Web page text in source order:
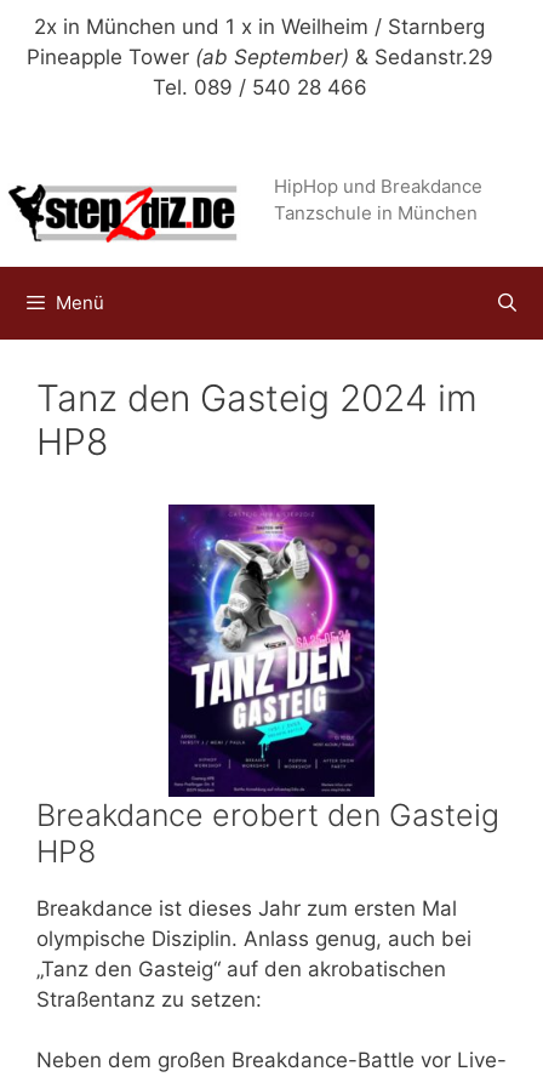
Zum
Inhalt
2x in München und 1 x in Weilheim / Starnberg
Pineapple Tower (ab September) & Sedanstr.29
Tel. 089 / 540 28 466
HipHop und Breakdance
Tanzschule in München
Menü
Tanz den Gasteig 2024 im
HP8
Breakdance erobert den Gasteig
HP8
Breakdance ist dieses Jahr zum ersten Mal
olympische Disziplin. Anlass genug, auch bei
„Tanz den Gasteig“ auf den akrobatischen
Straßentanz zu setzen:
Neben dem großen Breakdance-Battle vor Live-